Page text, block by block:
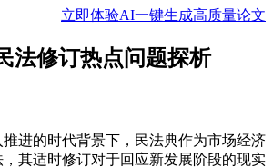
立即体验AI一键生成高质量论文
法修订热点问题探析
进的时代背景下，民法典作为市场经济
其适时修订对于回应新发展阶段的现实